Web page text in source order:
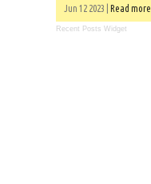
Jun 12 2023 | Read more
Recent Posts Widget